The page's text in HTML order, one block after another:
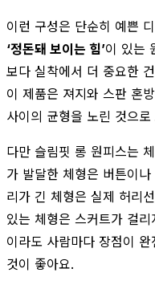
이런 구성은 단순히 예쁜
‘정돈돼 보이는 힘’이 있는
보다 실착에서 더 중요한
이 제품은 져지와 스판 혼
사이의 균형을 노린 것으로
다만 슬림핏 롱 원피스는
가 발달한 체형은 버튼이
리가 긴 체형은 실제 허리
있는 체형은 스커트가 걸
이라도 사람마다 장점이
것이 좋아요.